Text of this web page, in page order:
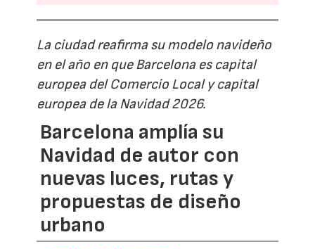
La ciudad reafirma su modelo navideño
en el año en que Barcelona es capital
europea del Comercio Local y capital
europea de la Navidad 2026.
Barcelona amplía su
Navidad de autor con
nuevas luces, rutas y
propuestas de diseño
urbano